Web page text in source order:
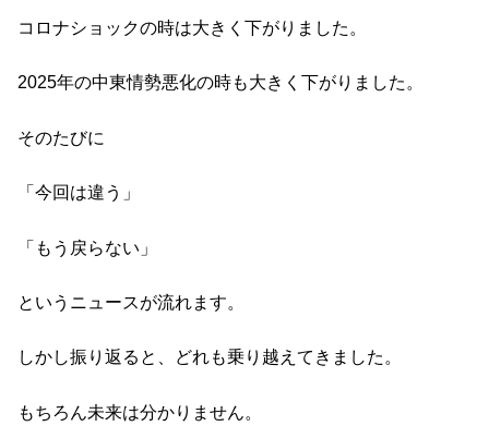
コロナショックの時は大きく下がりました。
2025年の中東情勢悪化の時も大きく下がりました。
そのたびに
「今回は違う」
「もう戻らない」
というニュースが流れます。
しかし振り返ると、どれも乗り越えてきました。
もちろん未来は分かりません。